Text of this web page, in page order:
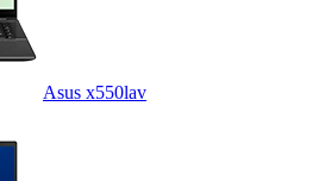
Asus x550lav